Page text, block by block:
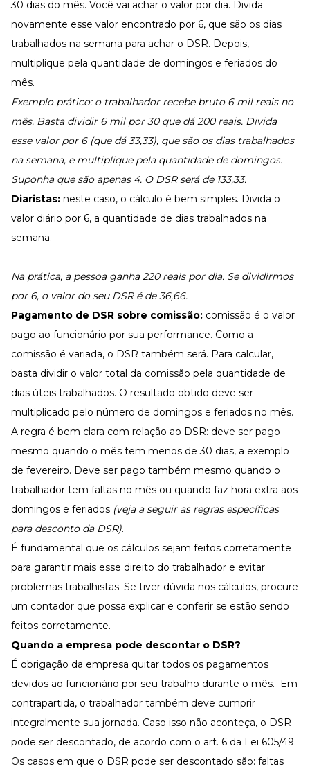
30 dias do mês. Você vai achar o valor por dia. Divida
novamente esse valor encontrado por 6, que são os dias
trabalhados na semana para achar o DSR. Depois,
multiplique pela quantidade de domingos e feriados do
mês.
Exemplo prático: o trabalhador recebe bruto 6 mil reais no
mês. Basta dividir 6 mil por 30 que dá 200 reais. Divida
esse valor por 6 (que dá 33,33), que são os dias trabalhados
na semana, e multiplique pela quantidade de domingos.
Suponha que são apenas 4. O DSR será de 133,33.
Diaristas: neste caso, o cálculo é bem simples. Divida o
valor diário por 6, a quantidade de dias trabalhados na
semana.
Na prática, a pessoa ganha 220 reais por dia. Se dividirmos
por 6, o valor do seu DSR é de 36,66.
Pagamento de DSR sobre comissão: comissão é o valor
pago ao funcionário por sua performance. Como a
comissão é variada, o DSR também será. Para calcular,
basta dividir o valor total da comissão pela quantidade de
dias úteis trabalhados. O resultado obtido deve ser
multiplicado pelo número de domingos e feriados no mês.
A regra é bem clara com relação ao DSR: deve ser pago
mesmo quando o mês tem menos de 30 dias, a exemplo
de fevereiro. Deve ser pago também mesmo quando o
trabalhador tem faltas no mês ou quando faz hora extra aos
domingos e feriados (veja a seguir as regras específicas
para desconto da DSR).
É fundamental que os cálculos sejam feitos corretamente
para garantir mais esse direito do trabalhador e evitar
problemas trabalhistas. Se tiver dúvida nos cálculos, procure
um contador que possa explicar e conferir se estão sendo
feitos corretamente.
Quando a empresa pode descontar o DSR?
É obrigação da empresa quitar todos os pagamentos
devidos ao funcionário por seu trabalho durante o mês. Em
contrapartida, o trabalhador também deve cumprir
integralmente sua jornada. Caso isso não aconteça, o DSR
pode ser descontado, de acordo com o art. 6 da Lei 605/49.
Os casos em que o DSR pode ser descontado são: faltas